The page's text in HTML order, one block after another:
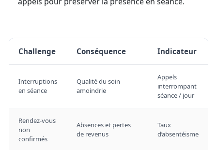
Challenge Conséquence Indicateur
Interruptions
en séance
Qualité du soin
amoindrie
Appels
interrompant
séance / jour
Rendez‑vous
non
confirmés
Absences et pertes
de revenus
Taux
d’absentéisme